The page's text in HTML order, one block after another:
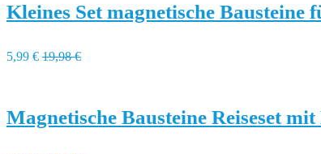
Kleines Set magnetische
5,99 € 19,98 €
Magnetische Bausteine Reiseset